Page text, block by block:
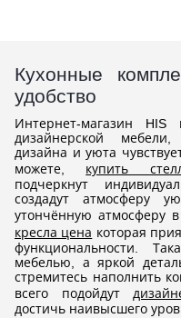
Кухонные
удобство
Интернет-магазин
дизайнерской
дизайна и уюта
можете, купить
подчеркнут
создадут атмосферу
утончённую атмосферу
кресла цена которая
функциональности.
мебелью, а яркой
стремитесь наполнить
всего подойдут
достичь наивысшего